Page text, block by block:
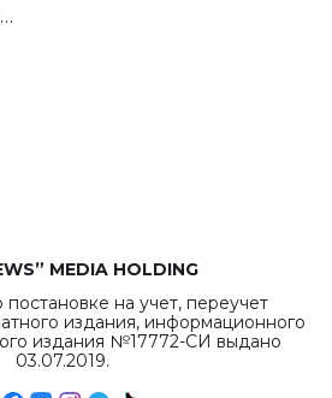
MEDIA HOLDING
постановке на учет, переучет
издания, информационного
издания №17772-СИ выдано
03.07.2019.